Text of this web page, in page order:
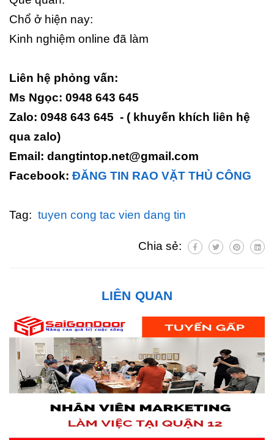
Chổ ở hiện nay:
Kinh nghiệm online đã làm
Liên hệ phỏng vấn:
Ms Ngọc: 0948 643 645
Zalo: 0948 643 645 - ( khuyến khích liên hệ
qua zalo)
Email: dangtintop.net@gmail.com
Facebook: ĐĂNG TIN RAO VẶT THỦ CÔNG
Tag: tuyen cong tac vien dang tin
Chia sẻ:
LIÊN QUAN